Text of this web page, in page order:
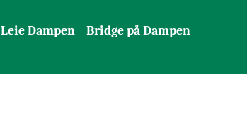
Leie Dampen Bridge på Dampen